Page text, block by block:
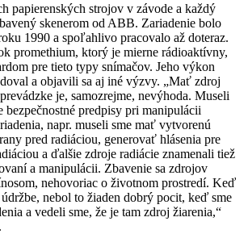
papierenských strojov v závode a každý
skenerom od ABB. Zariadenie bolo
1990 a spoľahlivo pracovalo až doteraz.
promethium, ktorý je mierne rádioaktívny,
pre tieto typy snímačov. Jeho výkon
a objavili sa aj iné výzvy. „Mať zdroj
je, samozrejme, nevýhoda. Museli
bezpečnostné predpisy pri manipulácii
napr. museli sme mať vytvorenú
pred radiáciou, generovať hlásenia pre
a ďalšie zdroje radiácie znamenali tiež
a manipulácii. Zbavenie sa zdrojov
nehovoriac o životnom prostredí. Keď
nebol to žiaden dobrý pocit, keď sme
a vedeli sme, že je tam zdroj žiarenia,“